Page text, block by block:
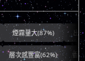
霧量大(87%) 出貨快速
層次感豐富(62%) 香氣協